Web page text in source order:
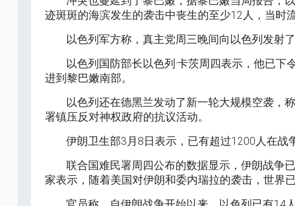
迹斑斑的海滨发生的袭击中丧生的至少12人，当时
以色列军方称，真主党周三晚间向以色列发射
以色列国防部长以色列·卡茨周四表示，他已下
进到黎巴嫩南部。
以色列还在德黑兰发动了新一轮大规模空袭，
署镇压反对神权政府的抗议活动。
伊朗卫生部3月8日表示，已有超过1200人在战
联合国难民署周四公布的数据显示，伊朗战争
家表示，随着美国对伊朗和委内瑞拉的袭击，世界